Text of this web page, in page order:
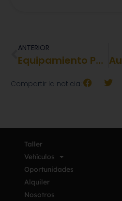
ANTERIOR
Equipamiento Para Caravanas
Compartir la noticia:
Taller
Vehículos
Oportunidades
Alquiler
Nosotros